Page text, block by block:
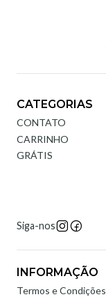
CATEGORIAS
CONTATO
CARRINHO
GRÁTIS
Siga-nos
INFORMAÇÃO
Termos e Condições